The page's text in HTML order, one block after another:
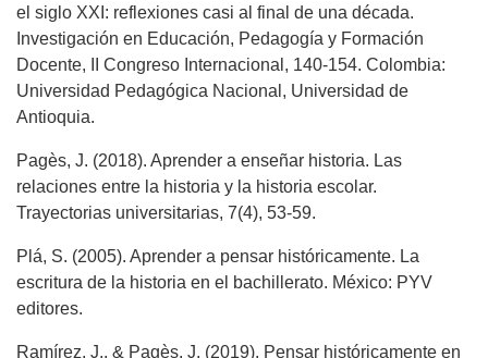
el siglo XXI: reflexiones casi al final de una década.
Investigación en Educación, Pedagogía y Formación
Docente, II Congreso Internacional, 140-154. Colombia:
Universidad Pedagógica Nacional, Universidad de
Antioquia.
Pagès, J. (2018). Aprender a enseñar historia. Las
relaciones entre la historia y la historia escolar.
Trayectorias universitarias, 7(4), 53-59.
Plá, S. (2005). Aprender a pensar históricamente. La
escritura de la historia en el bachillerato. México: PYV
editores.
Ramírez, J., & Pagès, J. (2019). Pensar históricamente en